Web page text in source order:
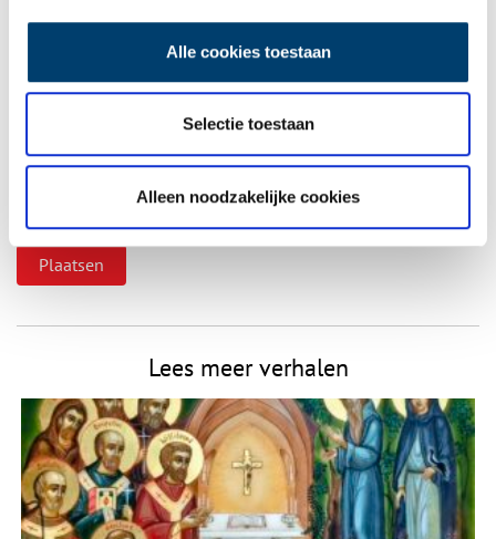
Alle cookies toestaan
Selectie toestaan
Alleen noodzakelijke cookies
gepubliceerd.
Vink dit aan als u op de hoogte gehouden wil worden.
Lees meer verhalen